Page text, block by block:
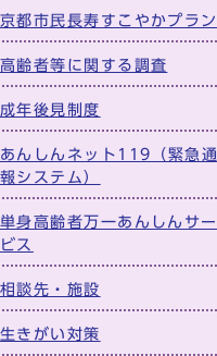
京都市民長寿すこやかプラン
高齢者等に関する調査
成年後見制度
あんしんネット119（緊急通
報システム）
単身高齢者万一あんしんサー
ビス
相談先・施設
生きがい対策